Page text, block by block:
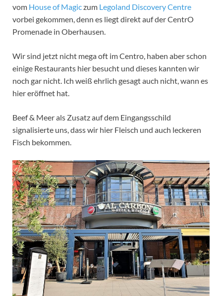
vom House of Magiczum Legoland Discovery Centre
vorbei gekommen, denn es liegt direkt auf der CentrO
Promenade in Oberhausen.
Wir sind jetzt nicht mega oft im Centro, haben aber schon
einige Restaurants hier besucht und dieses kannten wir
noch gar nicht. Ich weiß ehrlich gesagt auch nicht, wann es
hier eröffnet hat.
Beef & Meer als Zusatz auf dem Eingangsschild
signalisierte uns, dass wir hier Fleisch und auch leckeren
Fisch bekommen.